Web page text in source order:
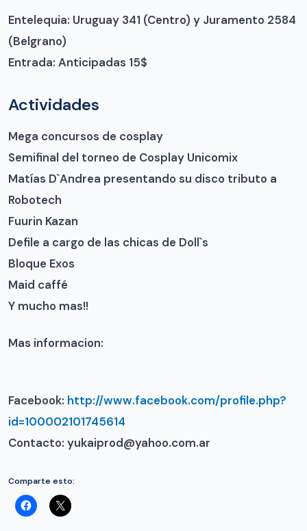
Entelequia: Uruguay 341 (Centro) y Juramento 2584
(Belgrano)
Entrada: Anticipadas 15$
Actividades
Mega concursos de cosplay
Semifinal del torneo de Cosplay Unicomix
Matías D`Andrea presentando su disco tributo a
Robotech
Fuurin Kazan
Defile a cargo de las chicas de Doll`s
Bloque Exos
Maid caffé
Y mucho mas!!
Mas informacion:
Facebook: http://www.facebook.com/profile.php?
id=100002101745614
Contacto: yukaiprod@yahoo.com.ar
Comparte esto: